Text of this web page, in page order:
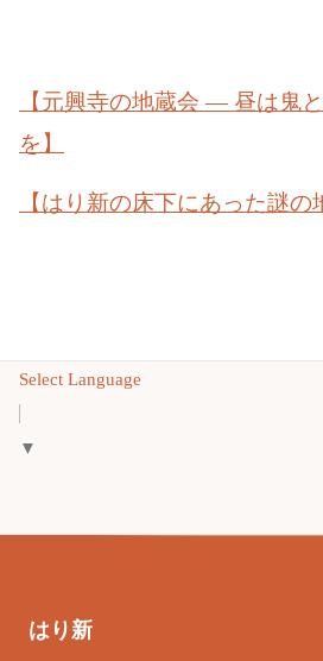
【元興寺の地蔵会 ― 昼は鬼
を】
【はり新の床下にあった謎の
Select Language
▼
はり新